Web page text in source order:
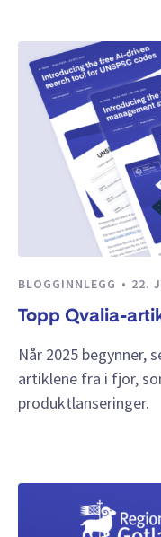
BLOGGINNLEGG 22.
Topp Qvalia-
Når 2025 begynner,
artiklene fra i fjor,
produktlanseringer.